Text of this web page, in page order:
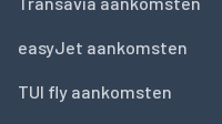
easyJet aankomsten
TUI fly aankomsten